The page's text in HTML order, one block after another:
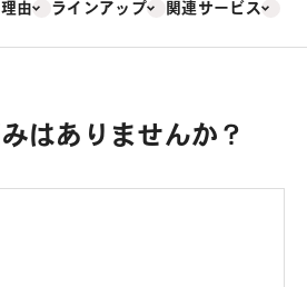
由 ラインアップ 関連サービス
はありませんか？